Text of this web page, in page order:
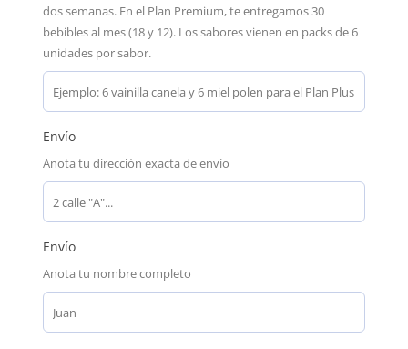
dos semanas. En el Plan Premium, te entregamos 30
bebibles al mes (18 y 12). Los sabores vienen en packs de 6
unidades por sabor.
Envío
Anota tu dirección exacta de envío
Envío
Anota tu nombre completo